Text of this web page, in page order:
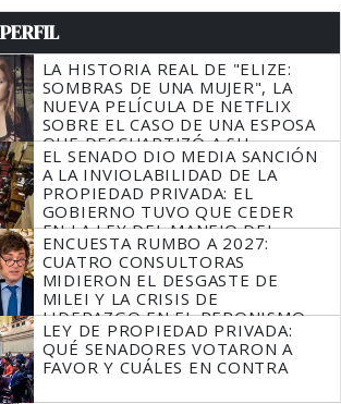
LA HISTORIA REAL DE "ELIZE:
SOMBRAS DE UNA MUJER", LA
NUEVA PELÍCULA DE NETFLIX
SOBRE EL CASO DE UNA ESPOSA
QUE DESCUARTIZÓ A SU
MARIDO
EL SENADO DIO MEDIA SANCIÓN
A LA INVIOLABILIDAD DE LA
PROPIEDAD PRIVADA: EL
GOBIERNO TUVO QUE CEDER
EN LA LEY DEL MANEJO DEL
FUEGO
ENCUESTA RUMBO A 2027:
CUATRO CONSULTORAS
MIDIERON EL DESGASTE DE
MILEI Y LA CRISIS DE
LIDERAZGO EN EL PERONISMO
LEY DE PROPIEDAD PRIVADA:
QUÉ SENADORES VOTARON A
FAVOR Y CUÁLES EN CONTRA